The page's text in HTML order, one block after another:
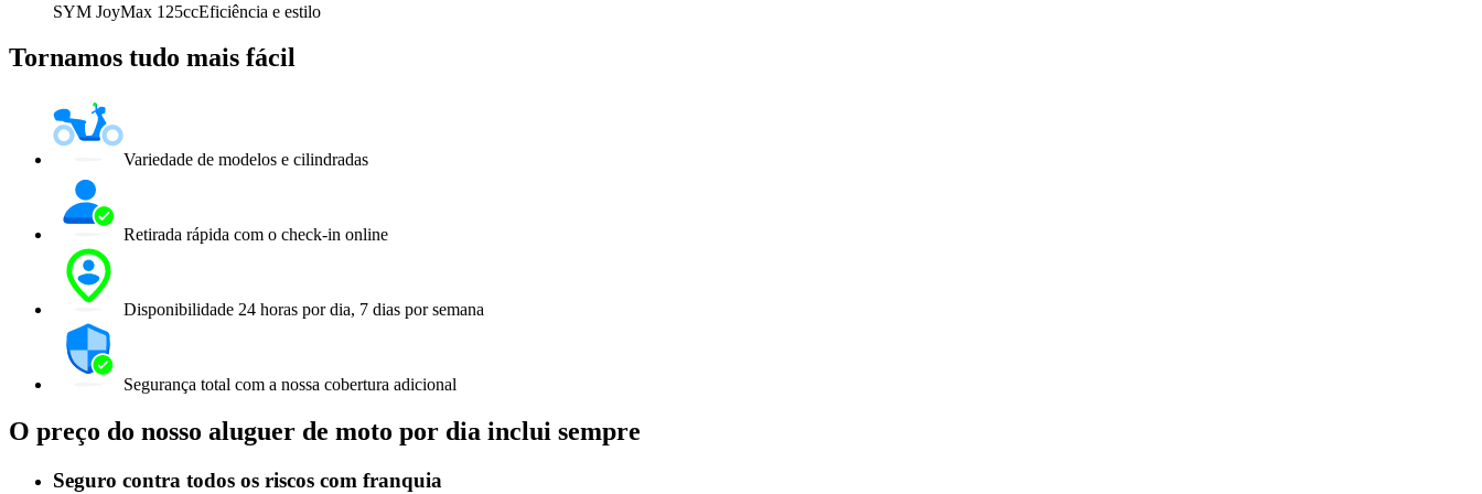
SYM JoyMax 125ccEficiência e estilo
Tornamos tudo mais fácil
Variedade de modelos e cilindradas
Retirada rápida com o check-in online
Disponibilidade 24 horas por dia, 7 dias por semana
Segurança total com a nossa cobertura adicional
O preço do nosso aluguer de moto por dia inclui sempre
Seguro contra todos os riscos com franquia